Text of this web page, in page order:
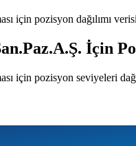
için pozisyon dağılımı
İçin
için pozisyon seviyeleri